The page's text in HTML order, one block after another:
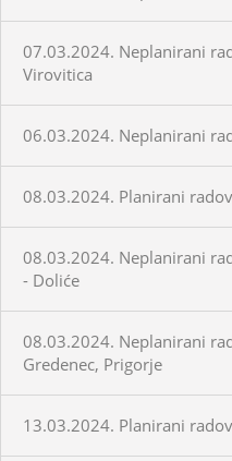
07.03.2024. Neplanirani
Virovitica
06.03.2024. Neplanirani
08.03.2024. Planirani
08.03.2024. Neplanirani
- Doliće
08.03.2024. Neplanirani
Gredenec, Prigorje
13.03.2024. Planirani